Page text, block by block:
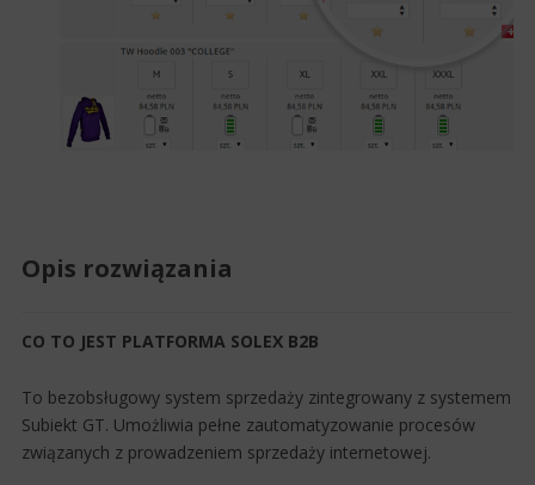
Opis rozwiązania
CO TO JEST PLATFORMA SOLEX B2B
To bezobsługowy system sprzedaży zintegrowany z systemem
Subiekt GT. Umożliwia pełne zautomatyzowanie procesów
związanych z prowadzeniem sprzedaży internetowej.